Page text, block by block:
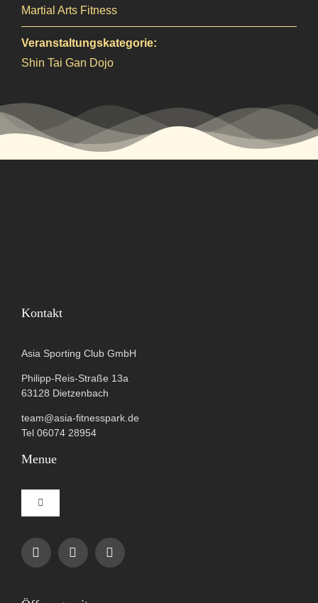
Martial Arts Fitness
Veranstaltungskategorie:
Shin Tai Gan Dojo
Kontakt
Asia Sporting Club GmbH
Philipp-Reis-Straße 13a
63128 Dietzenbach
team@asia-fitnesspark.de
Tel 06074 28954
Menue
Toggle
Navigation
Impressum